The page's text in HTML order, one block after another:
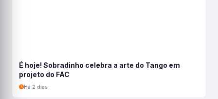
É hoje! Sobradinho celebra a arte do Tango em
projeto do FAC
Há 2 dias